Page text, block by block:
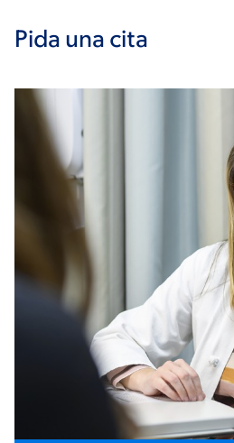
Pida una cita